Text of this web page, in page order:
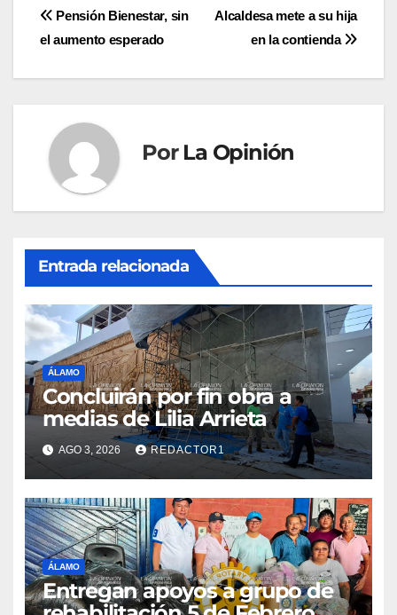
Navegación
Alcaldesa mete a su hija
en la contienda
Pensión Bienestar, sin
el aumento esperado
Por La Opinión
Entrada relacionada
ÁLAMO
Concluirán por fin obra a
medias de Lilia Arrieta
AGO 3, 2026 REDACTOR1
ÁLAMO
Entregan apoyos a grupo de